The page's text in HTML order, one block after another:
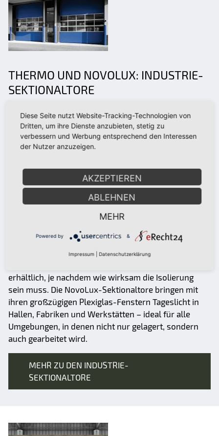
THERMO UND NOVOLUX: INDUSTRIE-
SEKTIONALTORE
platzsparenden Funktionsweise. Da die Sektionen mit
Scharnieren verbunden sind, lassen sie sich flexibel
Sektion für Sektion unter die Decke schieben. So
Halle und nehmen innen kaum etwas von der
Durchgangshöhe.
Novoferm Industrie-Sektionaltore stehen in den
Versionen Thermo und NovoLux zur Verfügung. Die
Thermo Tore wurden für Anwendungsbereiche
konstruiert, in denen die Temperatur konstant
gehalten werden muss, beispielsweise in Kühlhallen.
erhältlich, je nachdem wie wirksam die Isolierung
sein muss. Die NovoLux-Sektionaltore bringen mit
ihren großzügigen Plexiglas-Fenstern Tageslicht in
Hallen, Fabriken und Werkstätten – ideal für alle
Umgebungen, in denen nicht nur gelagert, sondern
auch gearbeitet wird.
MEHR ZU DEN INDUSTRIE-
SEKTIONALTORE
Diese Seite nutzt Website-Tracking-Technologien von
Dritten, um ihre Dienste anzubieten, stetig zu
verbessern und Werbung entsprechend den Interessen
der Nutzer anzuzeigen.
AKZEPTIEREN
ABLEHNEN
MEHR
Powered by &
Impressum Datenschutzerklärung